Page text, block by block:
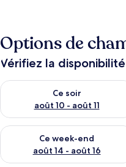
Options de
Vérifiez la
Ce soir
août 10 - août 11
Vérifier la disponibilité pour
Ce week-end
août 14 - août 16
Vérifier la disponibilité pour